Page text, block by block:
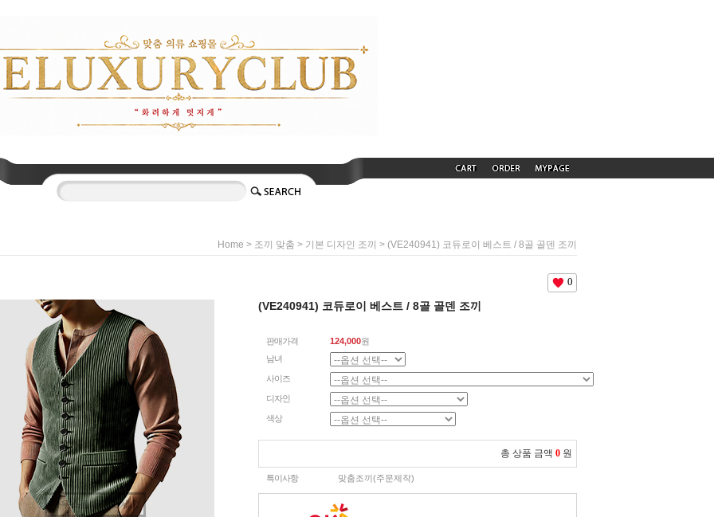
Home > 조끼 맞춤 > 기본 디자인 조끼 > (VE240941) 코듀로이 베스트 / 8골 골덴 조끼
마우스를 올려보세요
0
(VE240941) 코듀로이 베스트 / 8골 골덴 조끼
판매가격 124,000원
남녀
사이즈
디자인
색상
총 상품 금액 0 원
특이사항 맞춤조끼(주문제작)